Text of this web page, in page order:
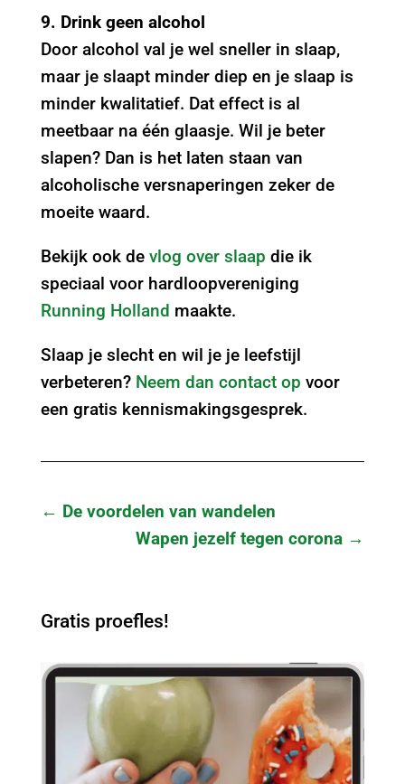
9. Drink geen alcohol
Door alcohol val je wel sneller in slaap,
maar je slaapt minder diep en je slaap is
minder kwalitatief. Dat effect is al
meetbaar na één glaasje. Wil je beter
slapen? Dan is het laten staan van
alcoholische versnaperingen zeker de
moeite waard.
Bekijk ook de vlog over slaap die ik
speciaal voor hardloopvereniging
Running Holland maakte.
Slaap je slecht en wil je je leefstijl
verbeteren? Neem dan contact op voor
een gratis kennismakingsgesprek.
← De voordelen van wandelen
Wapen jezelf tegen corona →
Gratis proefles!